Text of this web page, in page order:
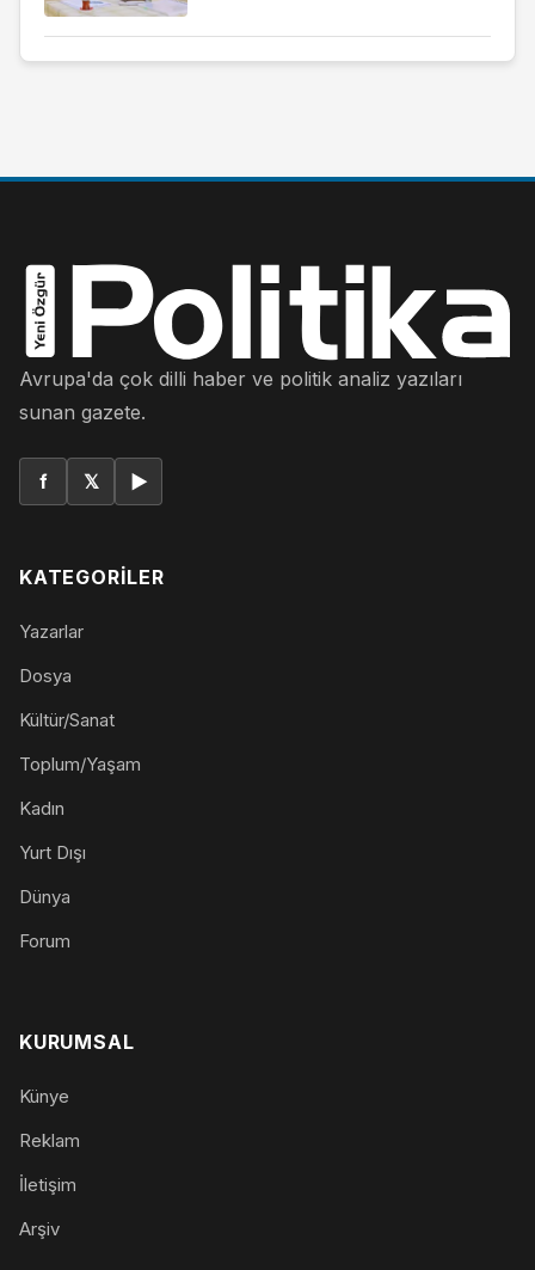
Avrupa'da çok dilli haber ve politik analiz yazıları
sunan gazete.
f 𝕏 ▶
KATEGORILER
Yazarlar
Dosya
Kültür/Sanat
Toplum/Yaşam
Kadın
Yurt Dışı
Dünya
Forum
KURUMSAL
Künye
Reklam
İletişim
Arşiv